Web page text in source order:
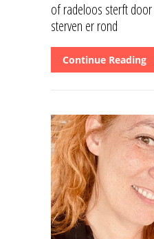
of radeloos sterft
sterven er rond
Continue Reading